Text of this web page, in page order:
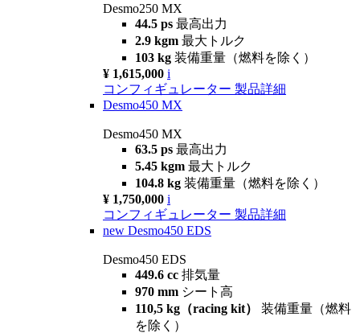
Desmo250 MX
44.5 ps 最高出力
2.9 kgm 最大トルク
103 kg 装備重量（燃料を除く）
¥ 1,615,000 i
コンフィギュレーター 製品詳細
Desmo450 MX
Desmo450 MX
63.5 ps 最高出力
5.45 kgm 最大トルク
104.8 kg 装備重量（燃料を除く）
¥ 1,750,000 i
コンフィギュレーター 製品詳細
new Desmo450 EDS
Desmo450 EDS
449.6 cc 排気量
970 mm シート高
110,5 kg（racing kit） 装備重量（燃料
を除く）